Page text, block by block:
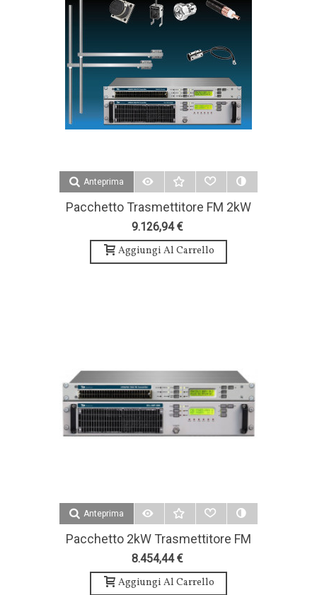
Anteprima
Pacchetto Trasmettitore FM 2kW
2 Antenna Bay E Accessori - Teko
Broascast
9.126,94 €
Aggiungi Al Carrello
Anteprima
Pacchetto 2kW Trasmettitore FM
1 Antenna Bay E Accessori - Teko
Broascast
8.454,44 €
Aggiungi Al Carrello